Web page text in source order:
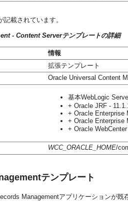
載されています。
- Content Serverテンプレートの詳細
情報
拡張テンプレート
Oracle Universal Content
基本WebLogic
+ Oracle JRF -
+ Oracle Enterprise
+ Oracle Enterprise
+ Oracle
WCC_ORACLE_HOME/
テンプレート
Managementアプリケーションが既